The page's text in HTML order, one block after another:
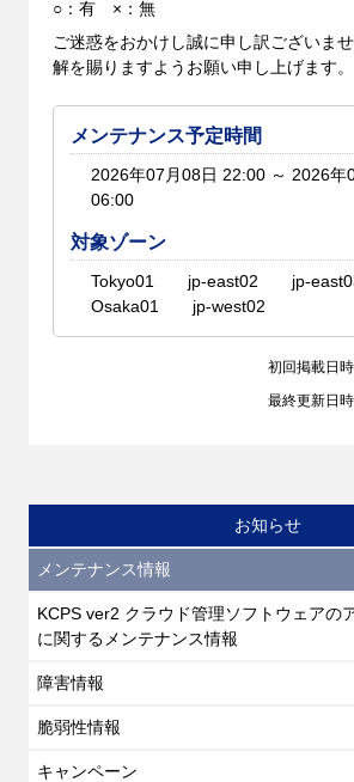
○：有 ×：無
ご迷惑をおかけし誠に申し訳ございま
解を賜りますようお願い申し上げます。
メンテナンス予定時間
2026年07月08日 22:00 ～ 2026年
06:00
対象ゾーン
Tokyo01 jp-east02
jp-
Osaka01
jp-west02
初回掲載日
最終更新日
お知らせ
メンテナンス情報
KCPS ver2 クラウド管理ソフトウェアの
に関するメンテナンス情報
障害情報
脆弱性情報
キャンペーン